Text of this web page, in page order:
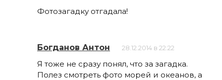
Фотозагадку отгадала!
Богданов Антон 28.12.2014 в 22:22
Я тоже не сразу понял, что за загадка.
Полез смотреть фото морей и океанов, а